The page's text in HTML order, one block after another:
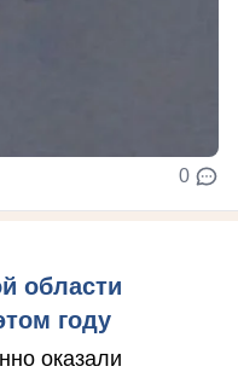
0
области
году
оказали